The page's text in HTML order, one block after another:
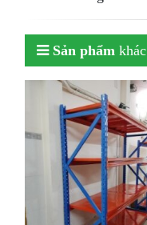
Sản phẩm khác